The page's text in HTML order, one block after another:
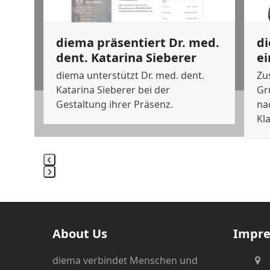
to
carousel
navigation
buttons
diema präsentiert Dr. med.
dent. Katarina Sieberer
diema unterstützt Dr. med. dent.
Katarina Sieberer bei der
Gestaltung ihrer Präsenz.
escape
the
About Us
diema verbindet Menschen und